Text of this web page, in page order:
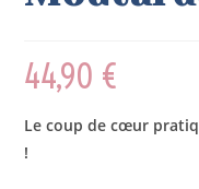
44,90 €
Le coup de cœur
!